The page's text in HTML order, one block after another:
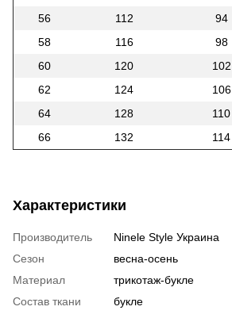
56
112 94
58
116 98
60
120 102
62
124 106
64
128 110
66
132 114
Характеристики
Производитель
Ninele Style Украина
Сезон
весна-осень
Материал
трикотаж-букле
Состав ткани
букле